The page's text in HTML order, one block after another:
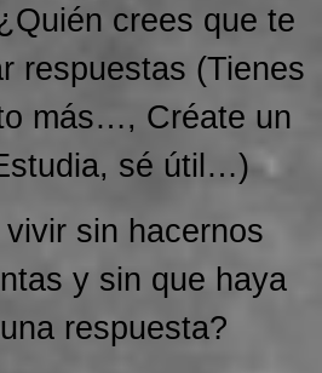
crees que te
respuestas (Tienes
más…, Créate un
sé útil…)
sin hacernos
y sin que haya
respuesta?